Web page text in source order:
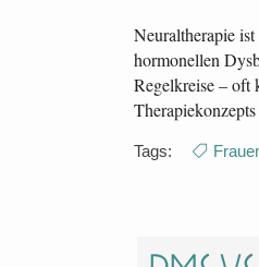
Neuraltherapie
hormonellen
Regelkreise – oft
Tags: